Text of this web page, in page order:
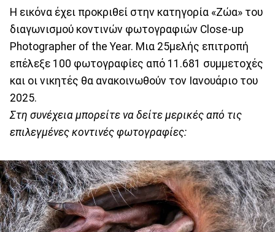
Η εικόνα έχει προκριθεί στην κατηγορία «Ζώα» του
διαγωνισμού κοντινών φωτογραφιών Close-up
Photographer of the Year. Μια 25μελής επιτροπή
επέλεξε 100 φωτογραφίες από 11.681 συμμετοχές
και οι νικητές θα ανακοινωθούν τον Ιανουάριο του
2025.
Στη συνέχεια μπορείτε να δείτε μερικές από τις
επιλεγμένες κοντινές φωτογραφίες: